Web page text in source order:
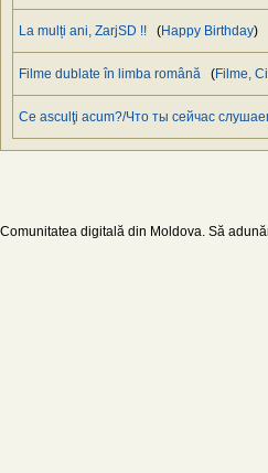
La mulți ani, ZarjSD !! (Happy Birthday)
Filme dublate în limba română (Filme,
Ce asculţi acum?/Что ты сейчас
Comunitatea digitală din Moldova. Să